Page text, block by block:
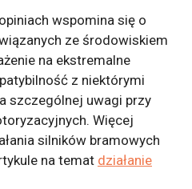
wspomina się o
ze środowiskiem
na ekstremalne
z niektórymi
szczególnej uwagi przy
Więcej
silników bramowych
na temat działanie